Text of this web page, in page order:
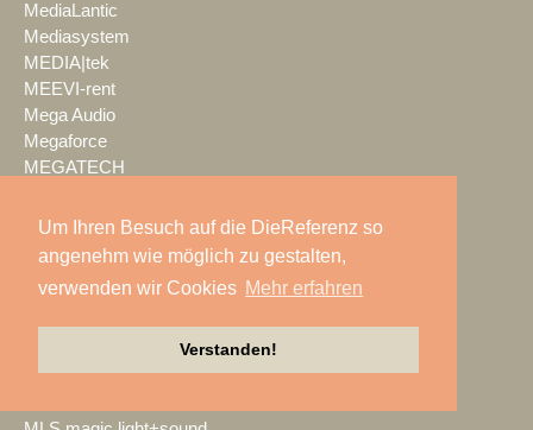
Um Ihren Besuch auf die DieReferenz so
angenehm wie möglich zu gestalten,
verwenden wir Cookies Mehr erfahren
Verstanden!
MediaLantic
Mediasystem
MEDIA|tek
MEEVI-rent
Mega Audio
Megaforce
MEGATECH
Mersive
Meyer Sound
Miet-pa
MILOS
Ministry of Light
Mitsubishi Electric